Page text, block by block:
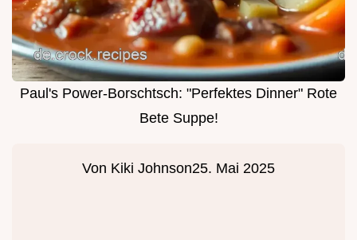
Paul's Power-Borschtsch: "Perfektes Dinner" Rote
Bete Suppe!
Von Kiki Johnson25. Mai 2025